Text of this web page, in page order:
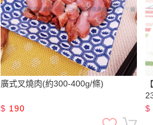
廣式叉燒肉(約300-400g/條)
$ 190
$